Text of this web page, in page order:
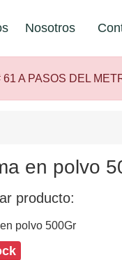
Nosotros
A PASOS DEL
en polvo
producto:
polvo 500Gr